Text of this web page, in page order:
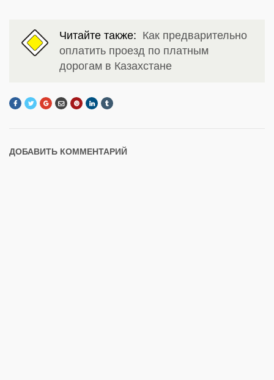
Читайте также: Как предварительно
оплатить проезд по платным
дорогам в Казахстане
ДОБАВИТЬ КОММЕНТАРИЙ